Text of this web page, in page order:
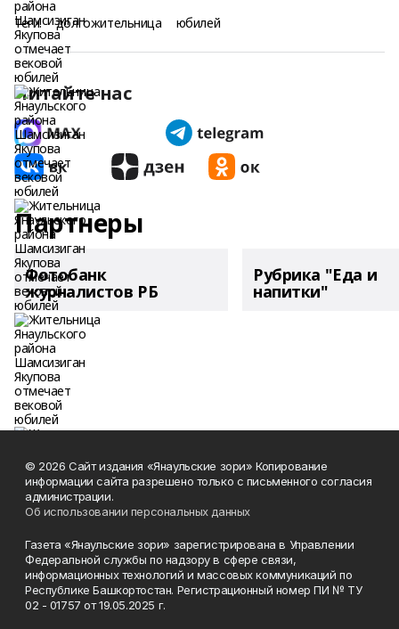
Теги: долгожительница юбилей
Читайте нас
Партнеры
Фотобанк
журналистов РБ
Рубрика "Еда и
напитки"
© 2026 Сайт издания «Янаульские зори» Копирование
информации сайта разрешено только с письменного согласия
администрации.
Об использовании персональных данных
Газета «Янаульские зори» зарегистрирована в Управлении
Федеральной службы по надзору в сфере связи,
информационных технологий и массовых коммуникаций по
Республике Башкортостан. Регистрационный номер ПИ № ТУ
02 - 01757 от 19.05.2025 г.